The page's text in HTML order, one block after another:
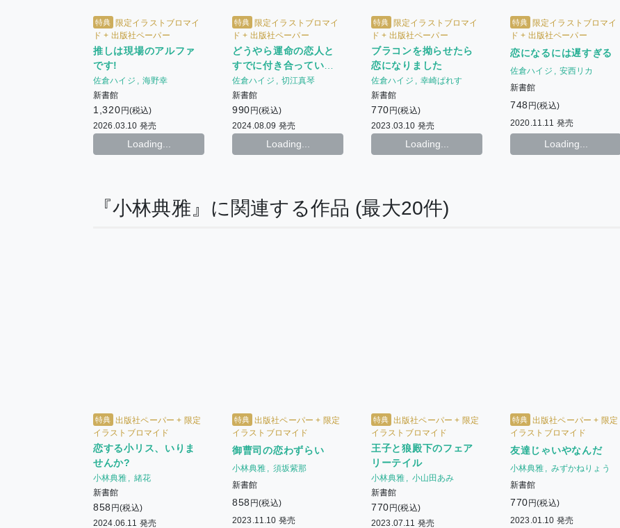
特典
限定イラストブロマイ
ド + 出版社ペーパー
推しは現場のアルファ
です!
佐倉ハイジ
海野幸
新書館
1,320 円(税込)
2026.03.10 発売
Loading...
特典
限定イラストブロマイ
ド + 出版社ペーパー
どうやら運命の恋人と
すでに付き合っていた
ようです
佐倉ハイジ
切江真琴
新書館
990 円(税込)
2024.08.09 発売
Loading...
特典
限定イラストブロマイ
ド + 出版社ペーパー
ブラコンを拗らせたら
恋になりました
佐倉ハイジ
幸崎ぱれす
新書館
770 円(税込)
2023.03.10 発売
Loading...
特典
限定イラストブロマイ
ド + 出版社ペーパー
恋になるには遅すぎる
佐倉ハイジ
安西リカ
新書館
748 円(税込)
2020.11.11 発売
Loading...
『小林典雅』に関連する作品 (最大20件)
特典 出版社ペーパー + 限定
イラストブロマイド
恋する小リス、いりま
せんか?
小林典雅
緒花
新書館
858 円(税込)
2024.06.11 発売
特典 出版社ペーパー + 限定
イラストブロマイド
御曹司の恋わずらい
小林典雅
須坂紫那
新書館
858 円(税込)
2023.11.10 発売
特典 出版社ペーパー + 限定
イラストブロマイド
王子と狼殿下のフェア
リーテイル
小林典雅
小山田あみ
新書館
770 円(税込)
2023.07.11 発売
特典 出版社ペーパー + 限定
イラストブロマイド
友達じゃいやなんだ
小林典雅
みずかねりょう
新書館
770 円(税込)
2023.01.10 発売